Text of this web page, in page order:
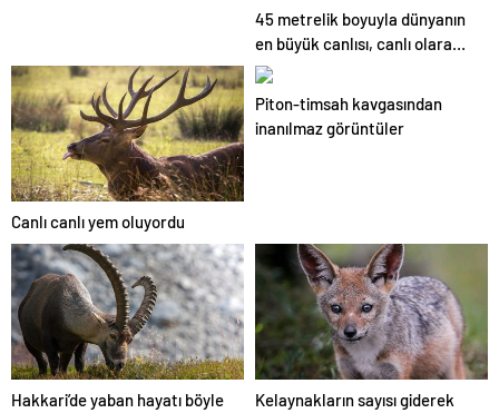
45 metrelik boyuyla dünyanın
en büyük canlısı, canlı olarak
bulundu!
Canlı canlı yem oluyordu
Piton-timsah kavgasından
inanılmaz görüntüler
Hakkari’de yaban hayatı böyle
Kelaynakların sayısı giderek